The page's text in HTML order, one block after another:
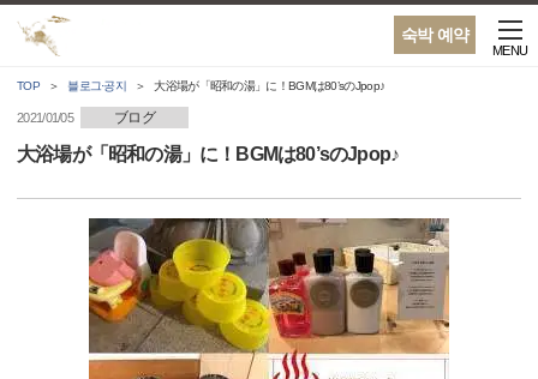
숙박 예약
MENU
TOP 블로그·공지 大浴場が「昭和の湯」に！BGMは80’sのJpop♪
2021/01/05 ブログ
大浴場が「昭和の湯」に！BGMは80’sのJpop♪